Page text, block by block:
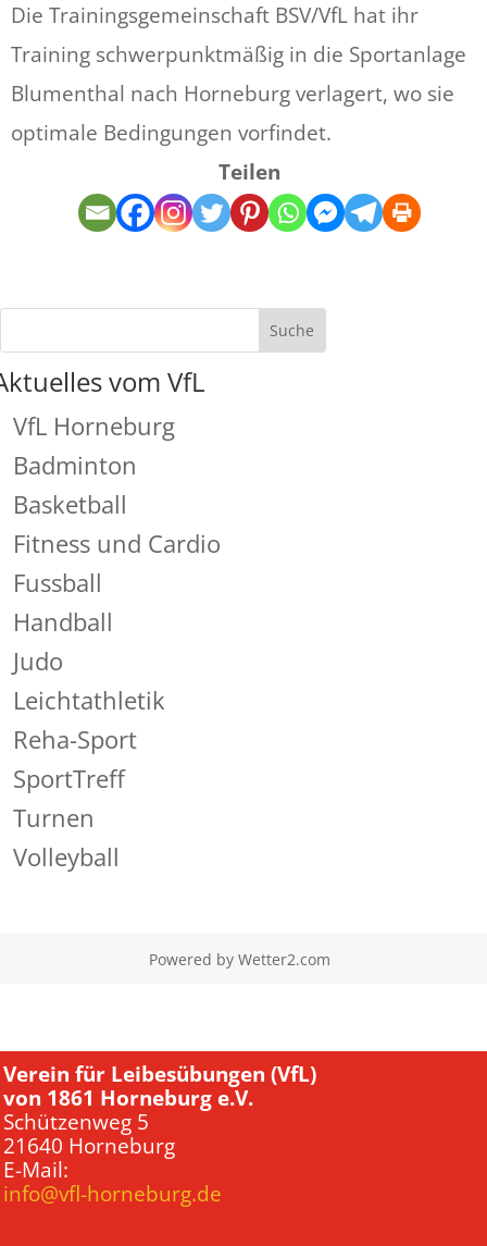
Die Trainingsgemeinschaft BSV/VfL hat ihr
Training schwerpunktmäßig in die Sportanlage
Blumenthal nach Horneburg verlagert, wo sie
optimale Bedingungen vorfindet.
Teilen
vom VfL
VfL Horneburg
Badminton
Basketball
Fitness und Cardio
Fussball
Handball
Judo
Leichtathletik
Reha-Sport
SportTreff
Turnen
Volleyball
Powered by Wetter2.com
Verein für Leibesübungen (VfL)
von 1861 Horneburg e.V.
Schützenweg 5
21640 Horneburg
E-Mail:
info@vfl-horneburg.de